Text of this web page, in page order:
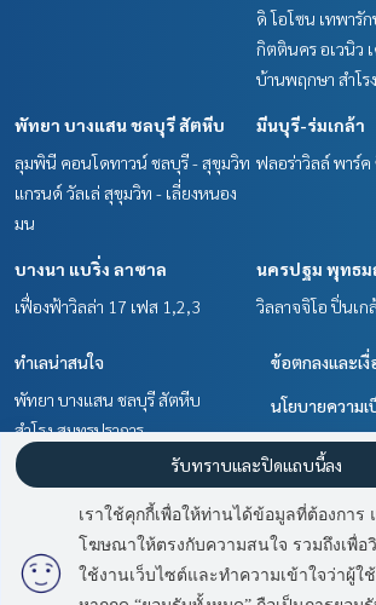
มี2คนกำลังดูประกาศนี้
ดิ โอโซน เทพารั
กิตตินคร อเวนิว
บ้านพฤกษา สำโร
พัทยา บางแสน ชลบุรี สัตหีบ
ลุมพินี คอนโดทาวน์ ชลบุรี - สุขุมวิท
แกรนด์ วัลเล่ สุขุมวิท - เลี่ยงหนอง
มน
มีนบุรี-ร่มเกล้า
ฟลอร่าวิลล์ พาร์
บางนา แบริ่ง ลาซาล
เฟื่องฟ้าวิลล่า 17 เฟส 1,2,3
นครปฐม พุทธ
วิลลาจจิโอ ปิ่นเก
ทำเลน่าสนใจ
พัทยา บางแสน ชลบุรี สัตหีบ
สำโรง สมุทรปราการ
นครปฐม พุทธมณฑล ศาลายา
บางนา แบริ่ง ลาซาล
มีนบุรี-ร่มเกล้า
ฉะเชิงเทรา
ข้อตกลงและเงื่
นโยบายความ
เกี่ยวกับเรา
วิธีการฝากขาย
ติดต่อ
เราใช้คุกกี้เพื่อให้ท่านได้ข้อมูลที่ต้องการ
โฆษณาให้ตรงกับความสนใจ รวมถึงเพื่อ
ใช้งานเว็บไซต์และทำความเข้าใจว่าผู้ใ
รับทราบและปิดแถบนี้ลง